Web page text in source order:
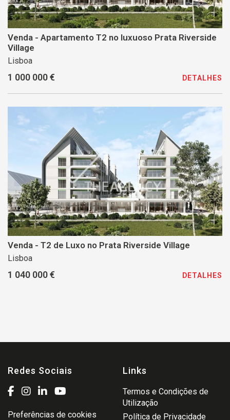
Venda - Apartamento T2 no luxuoso Prata Riverside
Village
Lisboa
1 000 000 € DETALHES
Venda - T2 de Luxo no Prata Riverside Village
Lisboa
1 040 000 € DETALHES
Redes Sociais
Preferências de cookies
Links
Termos e Condições de
Utilização
Política de Privacidade